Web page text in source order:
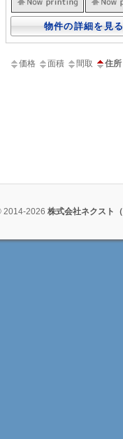
物件の詳細を見
価格 面積 間取 住所
2014-2026株式会社ネクスト